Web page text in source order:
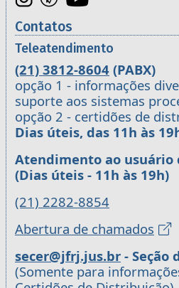
Contatos
Teleatendimento
(21) 3812-8604 (PABX)
opção 1 - informações
suporte aos sistemas
opção 2 - certidões de
Dias úteis, das 11h às
Atendimento ao usuário
(Dias úteis - 11h às 19h)
(21) 2282-8854
Abertura de chamados
secer@jfrj.jus.br - Seção
(Somente para